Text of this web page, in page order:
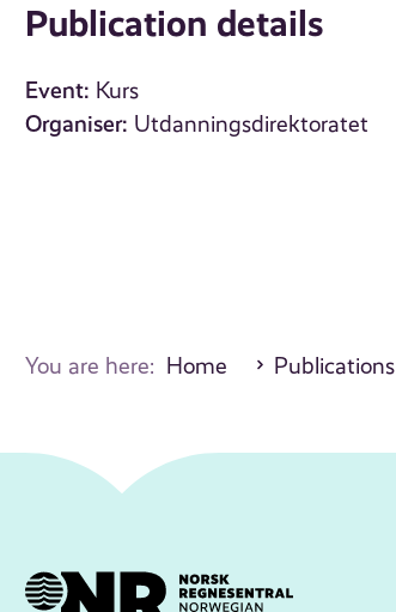
Publication details
Event: Kurs
Organiser: Utdanningsdirektoratet
You are here: Home Publications